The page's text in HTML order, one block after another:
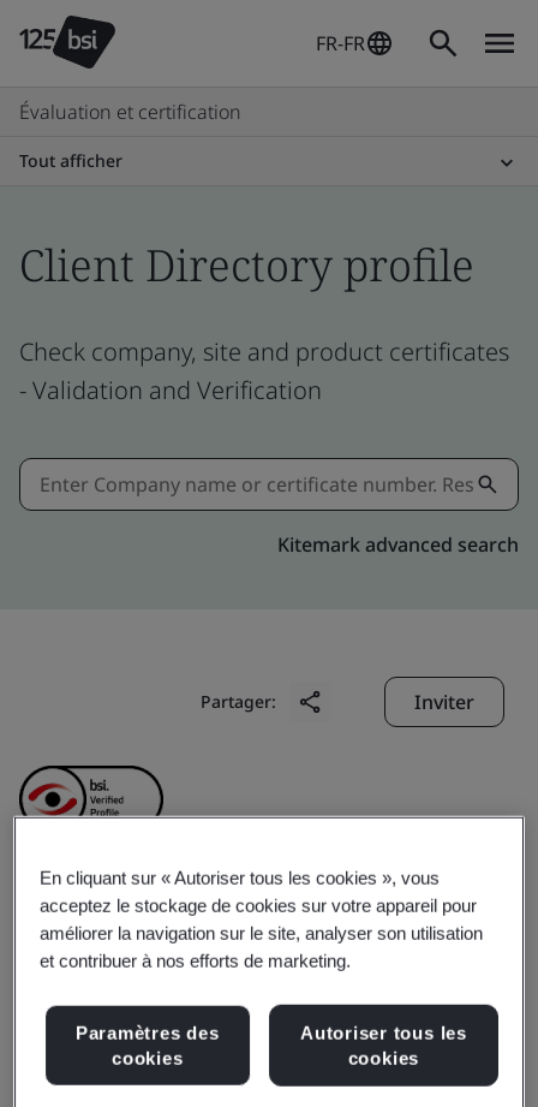
FR-FR
Évaluation et certification
Tout afficher
Client Directory profile
Check company, site and product certificates
- Validation and Verification
Kitemark advanced search
Partager: Inviter
Sree Jayajothi Cements
Private Ltd.
Business scope:- Manufacture, Supply and Export of
Clinker, Cement and Ground Granulated Blast Furnace
En cliquant sur « Autoriser tous les cookies », vous
acceptez le stockage de cookies sur votre appareil pour
améliorer la navigation sur le site, analyser son utilisation
et contribuer à nos efforts de marketing.
Paramètres des
cookies
Autoriser tous les
cookies